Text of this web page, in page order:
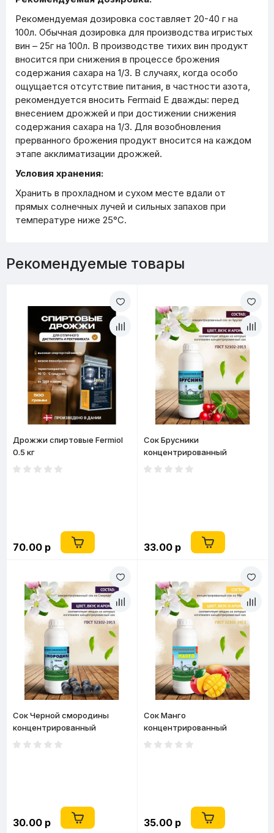
Рекомендуемая дозировка составляет 20-40 г на
100л. Обычная дозировка для производства игристых
вин – 25г на 100л. В производстве тихих вин продукт
вносится при снижения в процессе брожения
содержания сахара на 1/3. В случаях, когда особо
ощущается отсутствие питания, в частности азота,
рекомендуется вносить Fermaid E дважды: перед
внесением дрожжей и при достижении снижения
содержания сахара на 1/3. Для возобновления
прерванного брожения продукт вносится на каждом
этапе акклиматизации дрожжей.
Условия хранения:
Хранить в прохладном и сухом месте вдали от
прямых солнечных лучей и сильных запахов при
температуре ниже 25°C.
Рекомендуемые товары
Дрожжи спиртовые Fermiol
0.5 кг
70.00 р
Сок Брусники
концентрированный
натуральный 1 кг
33.00 р
Сок Черной смородины
концентрированный
натуральный 1 кг
30.00 р
Сок Манго
концентрированный
натуральный 1 кг
35.00 р